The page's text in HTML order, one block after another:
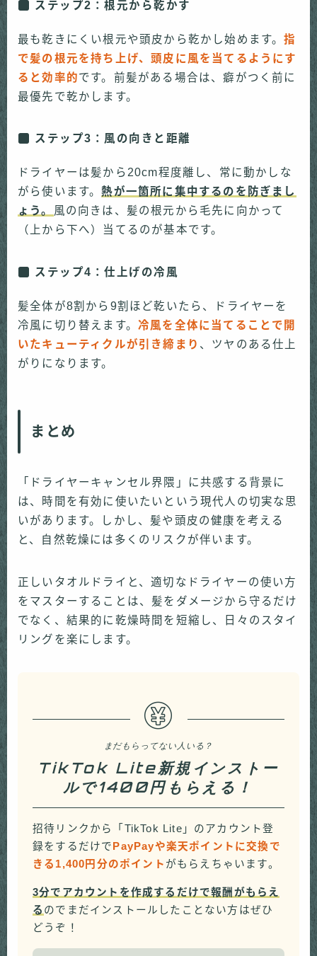
ステップ2：根元から乾かす
最も乾きにくい根元や頭皮から乾かし始めます。指
で髪の根元を持ち上げ、頭皮に風を当てるようにす
ると効率的です。前髪がある場合は、癖がつく前に
最優先で乾かします。
ステップ3：風の向きと距離
ドライヤーは髪から20cm程度離し、常に動かしな
がら使います。熱が一箇所に集中するのを防ぎまし
ょう。 風の向きは、髪の根元から毛先に向かって
（上から下へ）当てるのが基本です。
ステップ4：仕上げの冷風
髪全体が8割から9割ほど乾いたら、ドライヤーを
冷風に切り替えます。 冷風を全体に当てることで開
いたキューティクルが引き締まり 、ツヤのある仕上
がりになります。
まとめ
「ドライヤーキャンセル界隈」に共感する背景に
は、時間を有効に使いたいという現代人の切実な思
いがあります。しかし、髪や頭皮の健康を考える
と、自然乾燥には多くのリスクが伴います。
正しいタオルドライと、適切なドライヤーの使い方
をマスターすることは、髪をダメージから守るだけ
でなく、結果的に乾燥時間を短縮し、日々のスタイ
リングを楽にします。
まだもらってない人いる？
TikTok Lite新規インストー
ルで1400円もらえる！
招待リンクから「TikTok Lite」のアカウント登
録をするだけで PayPayや楽天ポイントに交換で
きる1,400円分のポイント がもらえちゃいます。
3分でアカウントを作成するだけで報酬がもらえ
る のでまだインストールしたことない方はぜひ
どうぞ！